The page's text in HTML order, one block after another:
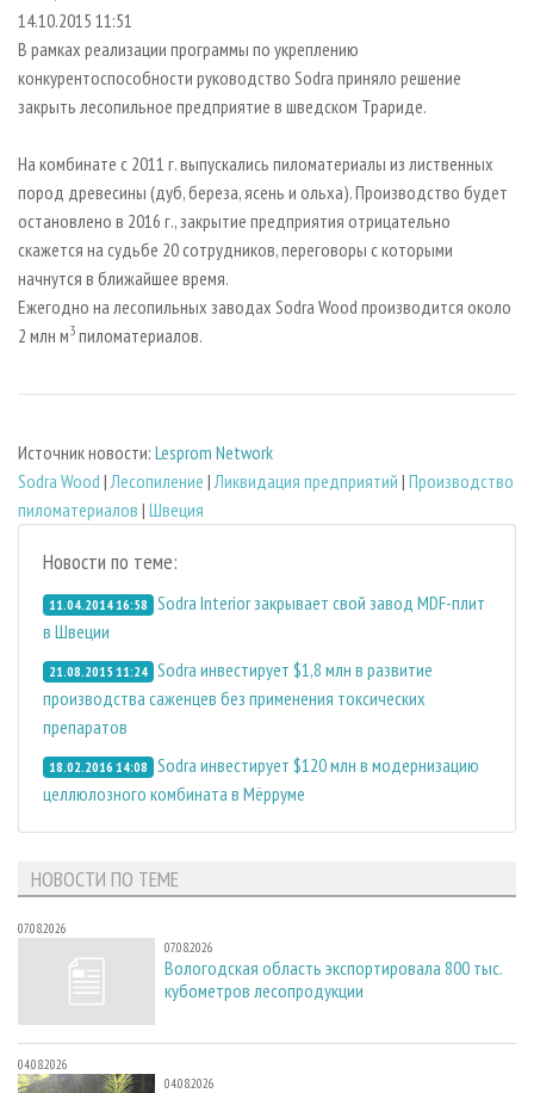
СУШКА ДРЕВЕСИНЫ
ПРОИЗВОДСТВО ДРЕВЕСНЫХ ПЛИТ
ДЕРЕВЯННОЕ ДОМОСТРОЕНИЕ
БИОЭНЕРГЕТИКА
ЦБП
ИНСТРУМЕНТ И МАТЕРИАЛЫ
ПЕРСОНЫ
МОБИЛЬНЫЕ ВЫСТАВКИ
ОФИЦИАЛЬНЫЕ ДЕЛЕГАЦИИ
RUSSIAN FORESTRY REVIEW
ГАЗЕТА ЛЕСПРОМФОРУМ
БИБЛИОТЕКА СПЕЦИАЛИСТА
КОНТАКТЫ
РЕКЛАМА
РЕКЛАМА НА САЙТЕ
14.10.2015 11:51
В рамках реализации программы по укреплению
конкурентоспособности руководство Sodra приняло решение
закрыть лесопильное предприятие в шведском Трариде.
На комбинате с 2011 г. выпускались пиломатериалы из лиственных
пород древесины (дуб, береза, ясень и ольха). Производство будет
остановлено в 2016 г., закрытие предприятия отрицательно
скажется на судьбе 20 сотрудников, переговоры с которыми
начнутся в ближайшее время.
Ежегодно на лесопильных заводах Sodra Wood производится около
2 млн м3 пиломатериалов.
Источник новости: Lesprom Network
Sodra Wood |Лесопиление |Ликвидация предприятий | Производство
пиломатериалов | Швеция
Новости по теме:
11.04.2014 16:58 Sodra Interior закрывает свой завод MDF-плит
в Швеции
21.08.2015 11:24 Sodra инвестирует $1,8 млн в развитие
производства саженцев без применения токсических
препаратов
18.02.2016 14:08 Sodra инвестирует $120 млн в модернизацию
целлюлозного комбината в Мёрруме
НОВОСТИ ПО ТЕМЕ
07.08.2026
07.08.2026
Вологодская область экспортировала 800 тыс.
кубометров лесопродукции
04.08.2026
04.08.2026